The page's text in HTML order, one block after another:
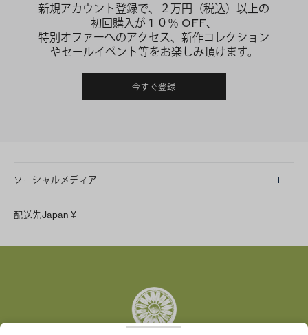
新規アカウント登録で、２万円（税込）以上の
初回購入が１０％ OFF、
特別オファーへのアクセス、新作コレクション
やセールイベント等をお楽しみ頂けます。
今すぐ登録
ソーシャルメディア
Facebook
配送先Japan ¥